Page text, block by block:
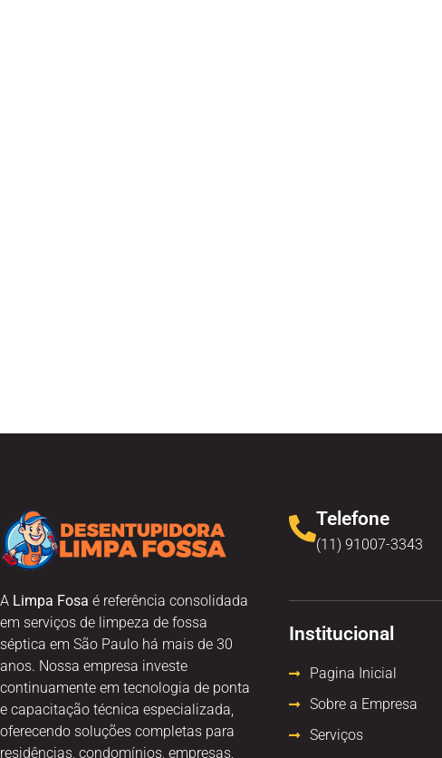
A Limpa Fosa é referência consolidada
em serviços de limpeza de fossa
séptica em São Paulo há mais de 30
anos. Nossa empresa investe
continuamente em tecnologia de ponta
e capacitação técnica especializada,
oferecendo soluções completas para
residências, condomínios, empresas,
Telefone
(11) 91007-3343
Institucional
Pagina Inicial
Sobre a Empresa
Serviços